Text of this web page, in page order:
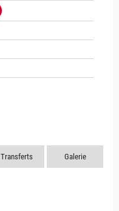
Transferts Galerie